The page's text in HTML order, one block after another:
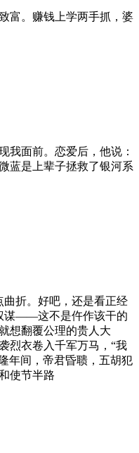
富。赚钱上学两手抓，婆
我面前。恋爱后，他说：
蓝是上辈子拯救了银河系
折。好吧，还是看正经
——这不是仵作该干的
翻覆公理的贵人大
衣卷入千军万马，“我
间，帝君昏聩，五胡犯
使节半路